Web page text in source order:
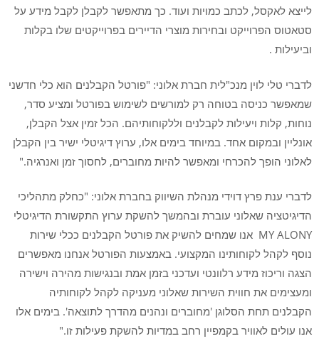
לייצא לאקסל, לכתב כמויות ועוד. כך מתאפשר לקבלן לקבל מידע על
סטאטוס הפרוייקט ובחירות מוצרי הדיירים בפרוייקטים שלו בקלות
וביעילות .
לדברי טלי לוין מנכ"לית חברת אלוני: "פורטל הקבלנים הוא כלי חדשני
שמאפשר כניסה בטוחה רק למורשים לשימוש בפורטל ומציע סדר,
נוחות, קלות ויעילות לקבלנים וללקוחותיהם. הכל זמין אצל הקבלן,
אונליין ובמקום אחד. במיוחד בימים אלו, ערוץ דיגיטלי ישיר בין הקבלן
לאלוני הופך להכרחי ומאפשר להיות מחוברים, לחסוך זמן ואנרגיה."
לדברי ענת פרץ דוידי מנהלת השיווק בחברת אלוני: "כחלק מתהליכי
הדיגיטציה שאלוני עוברת ובהמשך להשקת ערוץ התקשורת הדיגיטלי
MY ALONY אנו שמחים להשיק את פורטל הקבלנים ככלי שירות
נוסף לקהל לקוחותינו המקצועי. באמצעות הפורטל אנחנו מאפשרים
הצגה וריכוז מידע רלוונטי ועדכני בזמן אמת ובנגישות מהירה וישירה
ומעצימים את חווית השירות שאלוני מעניקה לקהל לקוחותיה
הקבלנים תחת הסלוגן 'מחוברים ונהנים מהדרך לתוצאה'. בימים אלו
אנו עולים לאוויר בקמפיין רחב במדיות להשקת פעילות זו."